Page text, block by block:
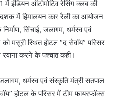
में इंडियन ऑटोमोटिव रेसिंग क्लब की
में हिमालयन कार रैली का आयोजन
सिंचाई, जलागम, धर्मस्व एवं
मसूरी स्थित होटल “द सेवॉय” परिसर
करने के पश्चात कही।
धर्मस्व एवं संस्कृति मंत्री सतपाल
होटल के परिसर में टीम फायरफॉक्स